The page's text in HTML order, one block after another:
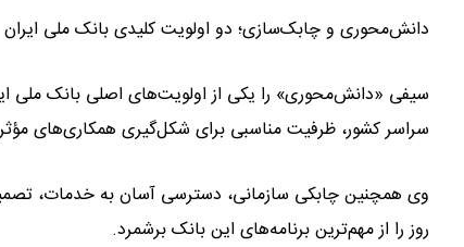
دانش‌محوری و چابک‌سازی؛ دو اولویت کلیدی بانک ملی ایران
سیفی «دانش‌محوری» را یکی از اولویت‌های اصلی بانک ملی
سراسر کشور، ظرفیت مناسبی برای شکل‌گیری همکاری‌های
وی همچنین چابکی سازمانی، دسترسی آسان به خدمات،
روز را از مهم‌ترین برنامه‌های این بانک برشمرد.